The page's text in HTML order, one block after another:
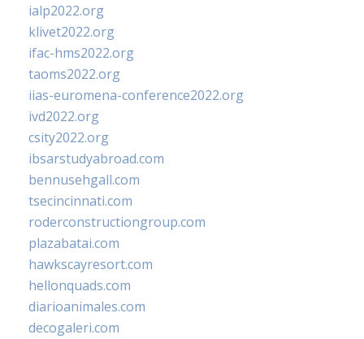
ialp2022.org
klivet2022.org
ifac-hms2022.org
taoms2022.org
iias-euromena-conference2022.org
ivd2022.org
csity2022.org
ibsarstudyabroad.com
bennusehgall.com
tsecincinnati.com
roderconstructiongroup.com
plazabatai.com
hawkscayresort.com
hellonquads.com
diarioanimales.com
decogaleri.com